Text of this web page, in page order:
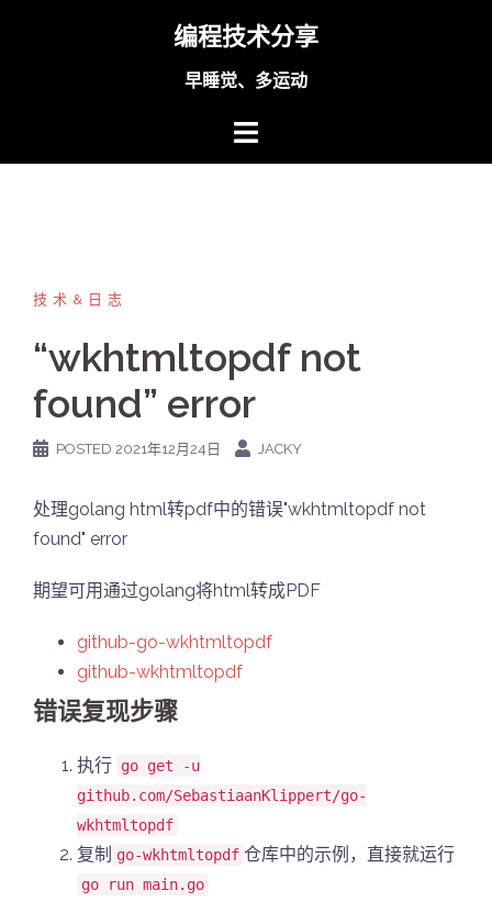
编程技术分享
早睡觉、多运动
技术&日志
“wkhtmltopdf not
found” error
POSTED 2021年12月24日 JACKY
处理golang html转pdf中的错误"wkhtmltopdf not
found" error
期望可用通过golang将html转成PDF
github-go-wkhtmltopdf
github-wkhtmltopdf
错误复现步骤
执行 go get -u
github.com/SebastiaanKlippert/go-
wkhtmltopdf
复制 go-wkhtmltopdf 仓库中的示例，直接就运行
go run main.go